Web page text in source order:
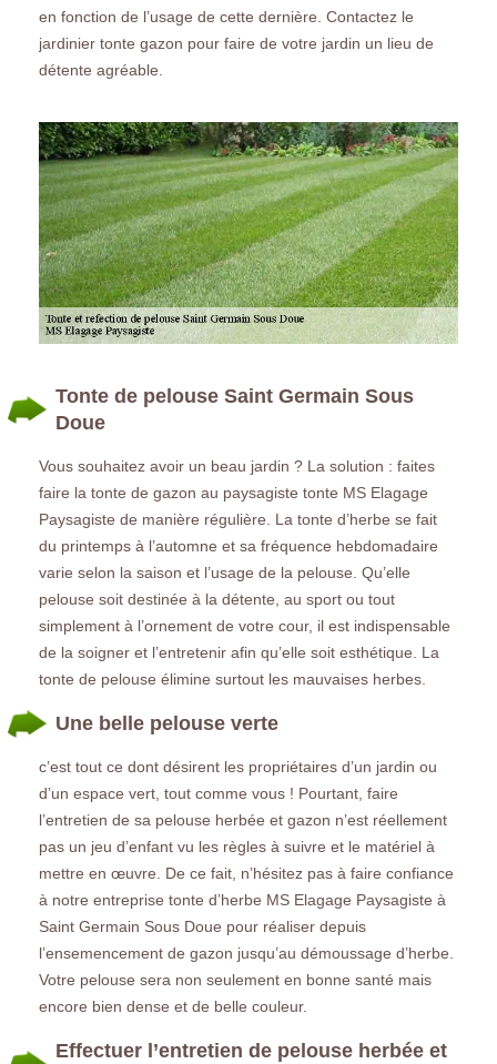
en fonction de l’usage de cette dernière. Contactez le
jardinier tonte gazon pour faire de votre jardin un lieu de
détente agréable.
Tonte de pelouse Saint Germain Sous
Doue
Vous souhaitez avoir un beau jardin ? La solution : faites
faire la tonte de gazon au paysagiste tonte MS Elagage
Paysagiste de manière régulière. La tonte d’herbe se fait
du printemps à l’automne et sa fréquence hebdomadaire
varie selon la saison et l’usage de la pelouse. Qu’elle
pelouse soit destinée à la détente, au sport ou tout
simplement à l’ornement de votre cour, il est indispensable
de la soigner et l’entretenir afin qu’elle soit esthétique. La
tonte de pelouse élimine surtout les mauvaises herbes.
Une belle pelouse verte
c’est tout ce dont désirent les propriétaires d’un jardin ou
d’un espace vert, tout comme vous ! Pourtant, faire
l’entretien de sa pelouse herbée et gazon n’est réellement
pas un jeu d’enfant vu les règles à suivre et le matériel à
mettre en œuvre. De ce fait, n’hésitez pas à faire confiance
à notre entreprise tonte d’herbe MS Elagage Paysagiste à
Saint Germain Sous Doue pour réaliser depuis
l’ensemencement de gazon jusqu’au démoussage d’herbe.
Votre pelouse sera non seulement en bonne santé mais
encore bien dense et de belle couleur.
Effectuer l’entretien de pelouse herbée et